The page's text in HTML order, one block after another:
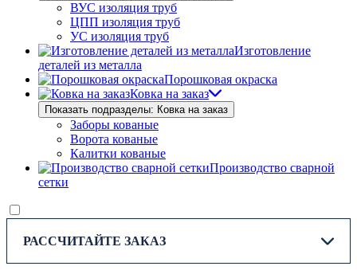
ВУС изоляция труб
ЦПП изоляция труб
УС изоляция труб
Изготовление
деталей из металла
Порошковая окраска
Ковка на заказ
Показать подразделы: Ковка на заказ
Заборы кованые
Ворота кованые
Калитки кованые
Производство сварной
сетки
РАССЧИТАЙТЕ ЗАКАЗ